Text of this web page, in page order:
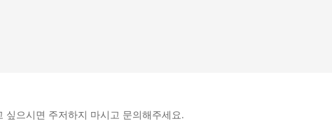
으시면 주저하지 마시고 문의해주세요.